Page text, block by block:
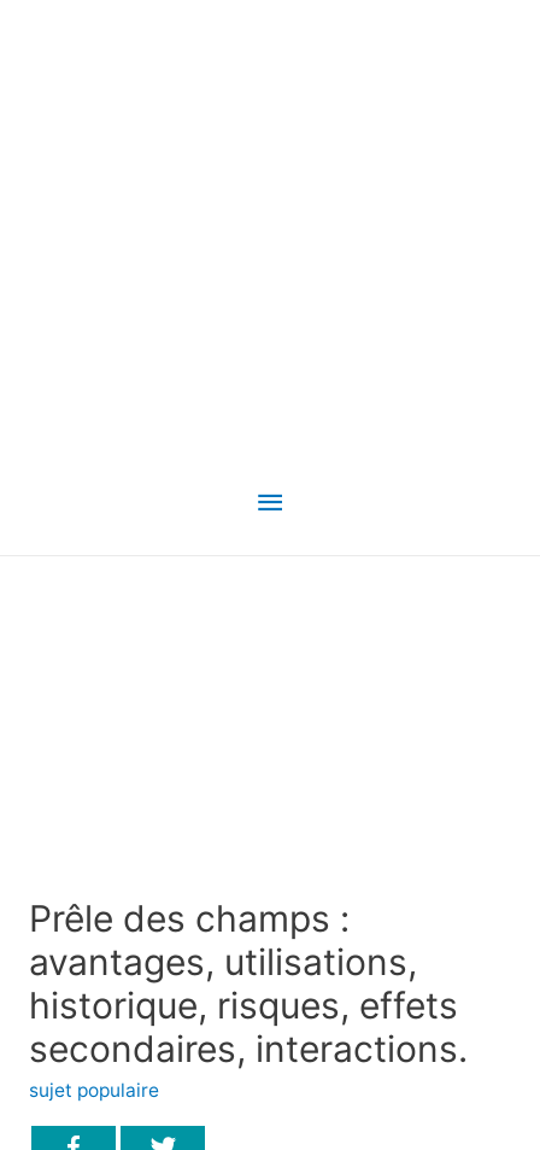
Menu
Prêle des champs :
avantages, utilisations,
historique, risques, effets
secondaires, interactions.
sujet populaire